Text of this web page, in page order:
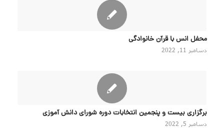
محفل انس با قرآن خانوادگی
دسامبر 11, 2022
برگزاری بیست و پنجمین انتخابات دوره شورای دانش آموزی
دسامبر 5, 2022